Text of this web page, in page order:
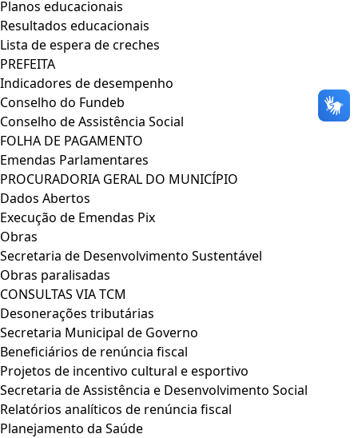
Planos educacionais
Resultados educacionais
Lista de espera de creches
PREFEITA
Indicadores de desempenho
Conselho do Fundeb
Conselho de Assistência Social
FOLHA DE PAGAMENTO
Emendas Parlamentares
PROCURADORIA GERAL DO MUNICÍPIO
Dados Abertos
Execução de Emendas Pix
Obras
Secretaria de Desenvolvimento Sustentável
Obras paralisadas
CONSULTAS VIA TCM
Desonerações tributárias
Secretaria Municipal de Governo
Beneficiários de renúncia fiscal
Projetos de incentivo cultural e esportivo
Secretaria de Assistência e Desenvolvimento Social
Relatórios analíticos de renúncia fiscal
Planejamento da Saúde